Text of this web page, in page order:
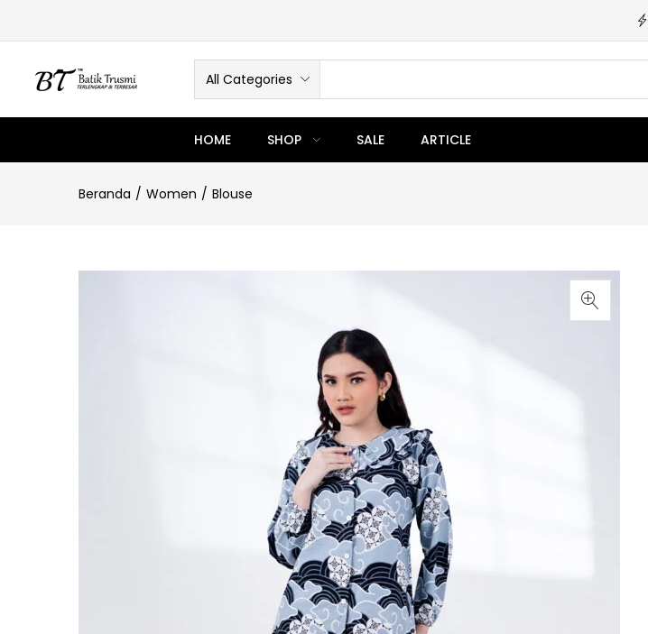
All Categories
HOME SHOP SALE ARTICLE
Beranda Women Blouse